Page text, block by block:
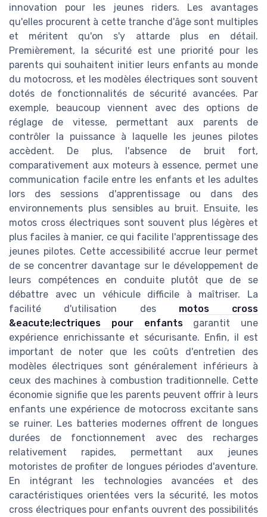
innovation pour les jeunes riders. Les avantages
qu'elles procurent à cette tranche d'âge sont multiples
et méritent qu'on s'y attarde plus en détail.
Premièrement, la sécurité est une priorité pour les
parents qui souhaitent initier leurs enfants au monde
du motocross, et les modèles électriques sont souvent
dotés de fonctionnalités de sécurité avancées. Par
exemple, beaucoup viennent avec des options de
réglage de vitesse, permettant aux parents de
contrôler la puissance à laquelle les jeunes pilotes
accèdent. De plus, l'absence de bruit fort,
comparativement aux moteurs à essence, permet une
communication facile entre les enfants et les adultes
lors des sessions d'apprentissage ou dans des
environnements plus sensibles au bruit. Ensuite, les
motos cross électriques sont souvent plus légères et
plus faciles à manier, ce qui facilite l'apprentissage des
jeunes pilotes. Cette accessibilité accrue leur permet
de se concentrer davantage sur le développement de
leurs compétences en conduite plutôt que de se
débattre avec un véhicule difficile à maîtriser. La
facilité d'utilisation des motos cross
&eacute;lectriques pour enfantsgarantit une
expérience enrichissante et sécurisante. Enfin, il est
important de noter que les coûts d'entretien des
modèles électriques sont généralement inférieurs à
ceux des machines à combustion traditionnelle. Cette
économie signifie que les parents peuvent offrir à leurs
enfants une expérience de motocross excitante sans
se ruiner. Les batteries modernes offrent de longues
durées de fonctionnement avec des recharges
relativement rapides, permettant aux jeunes
motoristes de profiter de longues périodes d'aventure.
En intégrant les technologies avancées et des
caractéristiques orientées vers la sécurité, les motos
cross électriques pour enfants ouvrent des possibilités